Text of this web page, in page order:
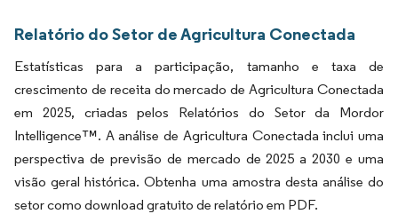
Relatório do Setor de Agricultura Conectada
Estatísticas para a participação, tamanho e taxa de
crescimento de receita do mercado de Agricultura Conectada
em 2025, criadas pelos Relatórios do Setor da Mordor
Intelligence™. A análise de Agricultura Conectada inclui uma
perspectiva de previsão de mercado de 2025 a 2030 e uma
visão geral histórica. Obtenha uma amostra desta análise do
setor como download gratuito de relatório em PDF.